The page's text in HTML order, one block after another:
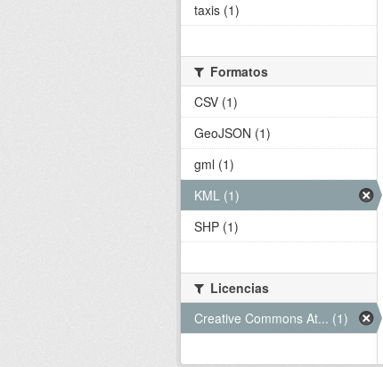
taxis (1)
Formatos
CSV (1)
GeoJSON (1)
gml (1)
KML (1)
SHP (1)
Licencias
Creative Commons At... (1)